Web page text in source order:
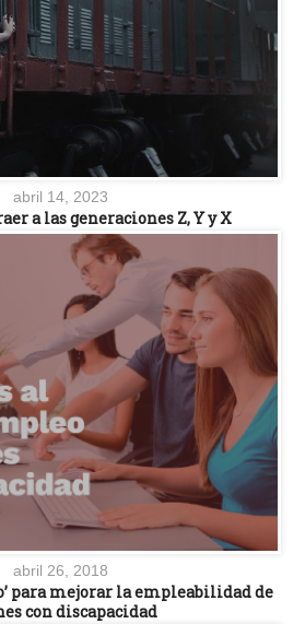
abril 14, 2023
a las generaciones Z, Y y X
abril 26, 2018
para mejorar la empleabilidad de
con discapacidad